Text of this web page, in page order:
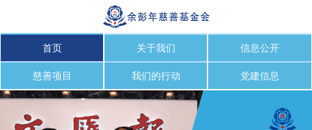
首页 关于我们 信息公开
慈善项目 我们的行动 党建信息